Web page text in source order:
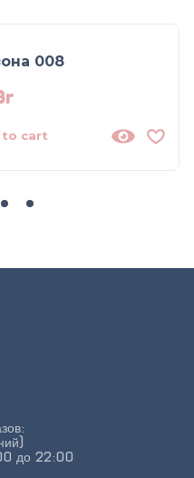
008
to cart
до 22:00